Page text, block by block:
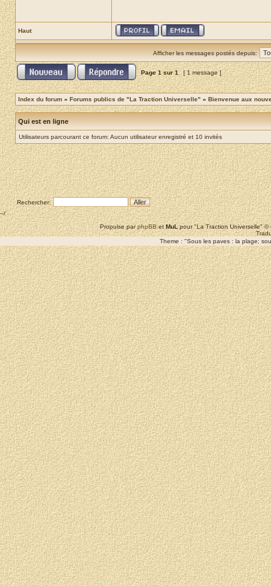
Haut
Afficher les messages postés depuis:
Page1sur1 [ 1 message ]
Index du forum » Forums publics de "La Traction Universelle" » Bienvenue aux
Qui est en ligne
Utilisateurs parcourant ce forum: Aucun utilisateur enregistré et 10 invités
Rechercher:
--/
Propulse parphpBBetMuLpour "La Traction Universelle"
Theme : "Sous les paves : la plage;